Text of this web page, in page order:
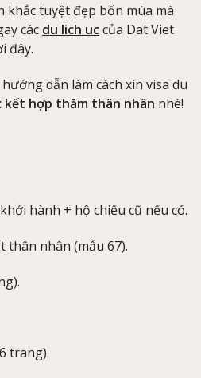
tuyệt đẹp bốn mùa mà
các du lich uccủa Dat Viet
đây.
dẫn làm cách xin visa du
kết hợp thăm thân nhân nhé!
hành + hộ chiếu cũ nếu có.
thân nhân (mẫu 67).
trang).